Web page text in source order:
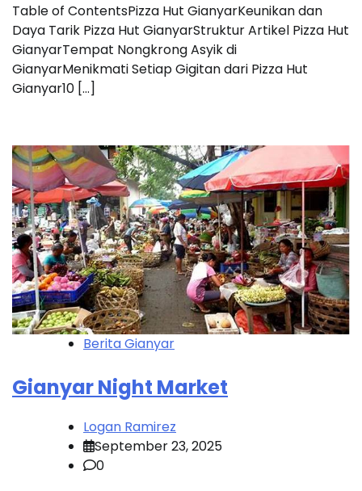
Table of ContentsPizza Hut GianyarKeunikan dan
Daya Tarik Pizza Hut GianyarStruktur Artikel Pizza Hut
GianyarTempat Nongkrong Asyik di
GianyarMenikmati Setiap Gigitan dari Pizza Hut
Gianyar10 […]
Berita Gianyar
Gianyar Night Market
Logan Ramirez
September 23, 2025
0